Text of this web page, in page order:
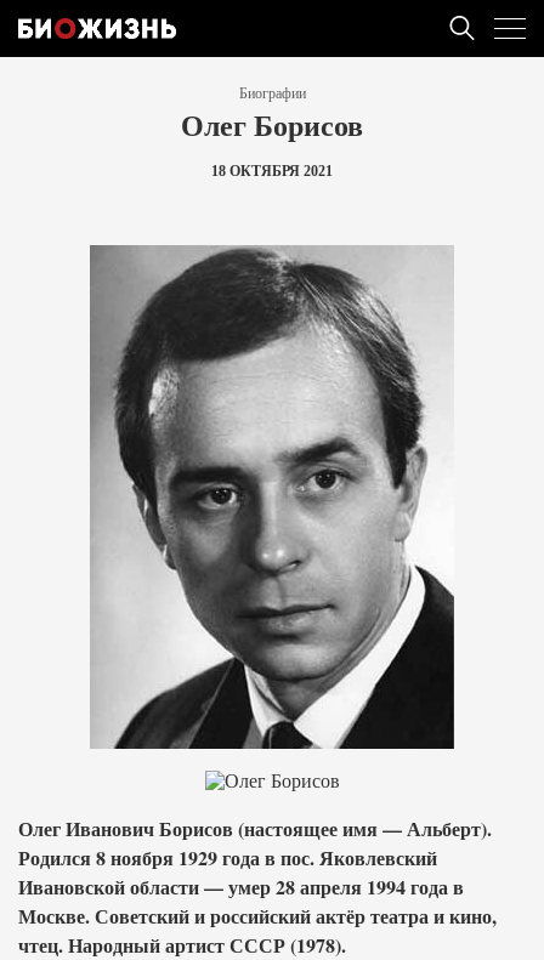
Биографии
Олег Борисов
18 ОКТЯБРЯ 2021
Олег Иванович Борисов (настоящее имя — Альберт).
Родился 8 ноября 1929 года в пос. Яковлевский
Ивановской области — умер 28 апреля 1994 года в
Москве. Советский и российский актёр театра и кино,
чтец. Народный артист СССР (1978).